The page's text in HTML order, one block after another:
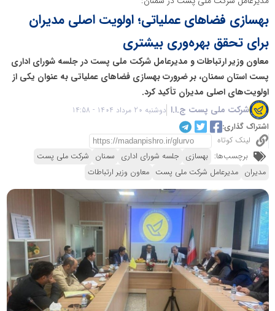
بهسازی فضاهای عملیاتی؛ اولویت اصلی مدیران
برای تحقق بهره‌وری بیشتری
معاون وزیر ارتباطات و مدیرعامل شرکت ملی پست در جلسه شورای اداری
پست استان سمنان، بر ضرورت بهسازی فضاهای عملیاتی به عنوان یکی از
اولویت‌های اصلی مدیران تأکید کرد.
شرکت ملی پست ج.ا.ا دوشنبه 20 مرداد 1404 - 14:58
اشتراک گذاری:
لینک کوتاه
برچسب‌ها: بهسازی جلسه شورای اداری سمنان شرکت ملی پست
مدیران مدیرعامل شرکت ملی پست معاون وزیر ارتباطات